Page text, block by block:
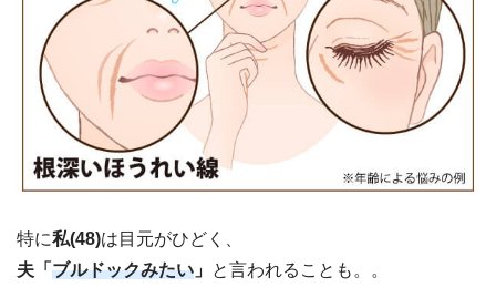
特に私(48)は目元がひどく、
夫「 ブルドックみたい 」 と言われることも。。